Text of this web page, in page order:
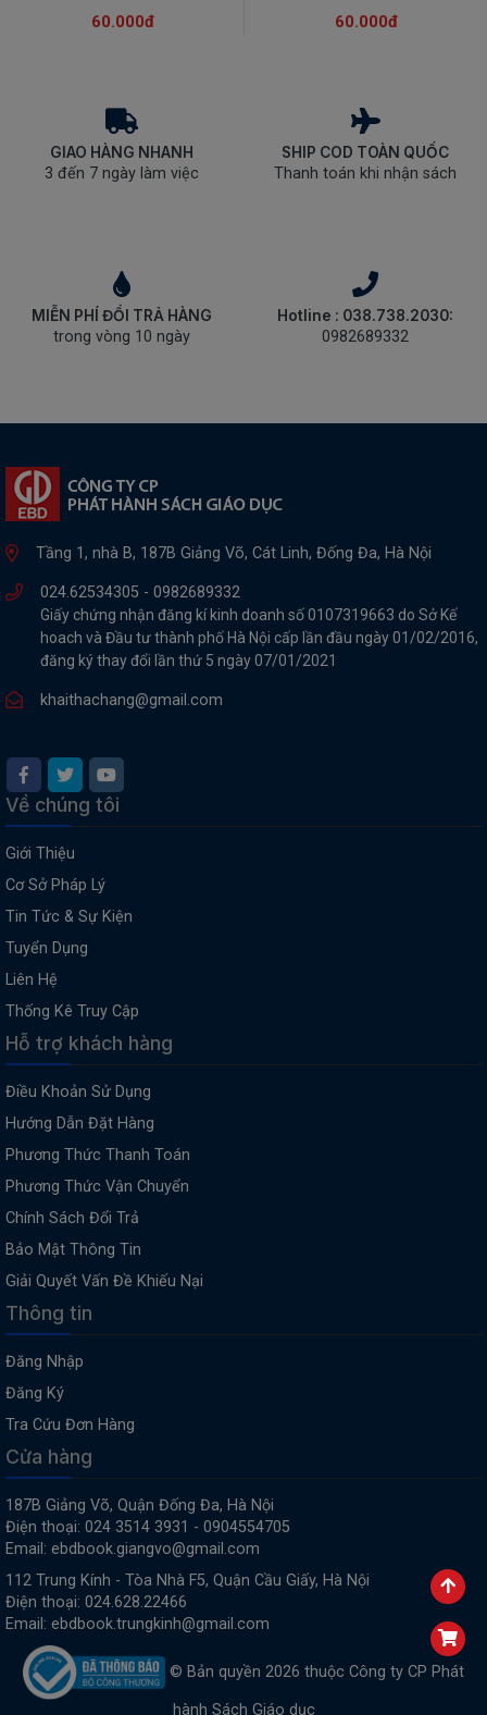
60.000đ 60.000đ
GIAO HÀNG NHANH
3 đến 7 ngày làm việc
SHIP COD TOÀN QUỐC
Thanh toán khi nhận sách
MIỄN PHÍ ĐỔI TRẢ HÀNG
trong vòng 10 ngày
Hotline : 038.738.2030:
0982689332
Tầng 1, nhà B, 187B Giảng Võ, Cát Linh, Đống Đa, Hà Nội
024.62534305 - 0982689332
Giấy chứng nhận đăng kí kinh doanh số 0107319663 do Sở Kế
hoach và Đầu tư thành phố Hà Nội cấp lần đầu ngày 01/02/2016,
đăng ký thay đổi lần thứ 5 ngày 07/01/2021
khaithachang@gmail.com
Về chúng tôi
Giới Thiệu
Cơ Sở Pháp Lý
Tin Tức & Sự Kiện
Tuyển Dụng
Liên Hệ
Thống Kê Truy Cập
Hỗ trợ khách hàng
Điều Khoản Sử Dụng
Hướng Dẫn Đặt Hàng
Phương Thức Thanh Toán
Phương Thức Vận Chuyển
Chính Sách Đổi Trả
Bảo Mật Thông Tin
Giải Quyết Vấn Đề Khiếu Nại
Thông tin
Đăng Nhập
Đăng Ký
Tra Cứu Đơn Hàng
Cửa hàng
187B Giảng Võ, Quận Đống Đa, Hà Nội
Điện thoại: 024 3514 3931 - 0904554705
Email: ebdbook.giangvo@gmail.com
112 Trung Kính - Tòa Nhà F5, Quận Cầu Giấy, Hà Nội
Điện thoại: 024.628.22466
Email: ebdbook.trungkinh@gmail.com
© Bản quyền 2026 thuộc Công ty CP Phát
hành Sách Giáo dục